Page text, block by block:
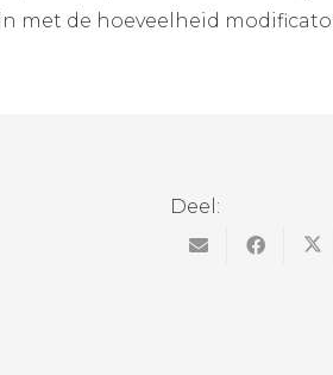
met de hoeveelheid
Deel: